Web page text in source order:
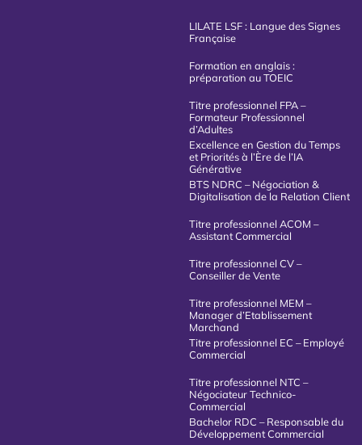
LILATE LSF : Langue des Signes
Française
Formation en anglais :
préparation au TOEIC
Titre professionnel FPA –
Formateur Professionnel
d’Adultes
Excellence en Gestion du Temps
et Priorités à l’Ère de l’IA
Générative
BTS NDRC – Négociation &
Digitalisation de la Relation Client
Titre professionnel ACOM –
Assistant Commercial
Titre professionnel CV –
Conseiller de Vente
Titre professionnel MEM –
Manager d’Etablissement
Marchand
Titre professionnel EC – Employé
Commercial
Titre professionnel NTC –
Négociateur Technico-
Commercial
Bachelor RDC – Responsable du
Développement Commercial